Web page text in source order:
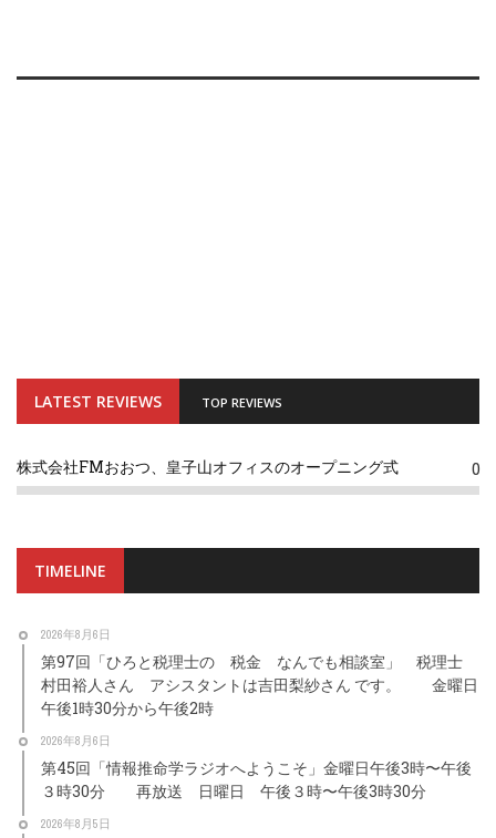
LATEST REVIEWS TOP REVIEWS
株式会社FMおおつ、皇子山オフィスのオープニング式 0
TIMELINE
2026年8月6日
第97回「ひろと税理士の 税金 なんでも相談室」 税理士
村田裕人さん アシスタントは吉田梨紗さん です。 金曜日
午後1時30分から午後2時
2026年8月6日
第45回「情報推命学ラジオへようこそ」金曜日午後3時〜午後
３時30分 再放送 日曜日 午後３時〜午後3時30分
2026年8月5日